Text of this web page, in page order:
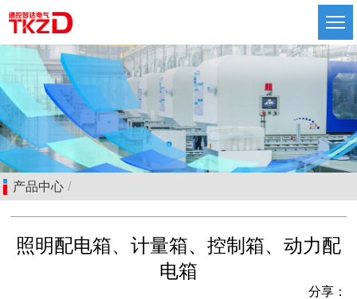
产品中心 /
照明配电箱、计量箱、控制箱、动力配
电箱
分享：